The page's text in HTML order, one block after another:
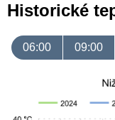
Historické
06:00 09:00